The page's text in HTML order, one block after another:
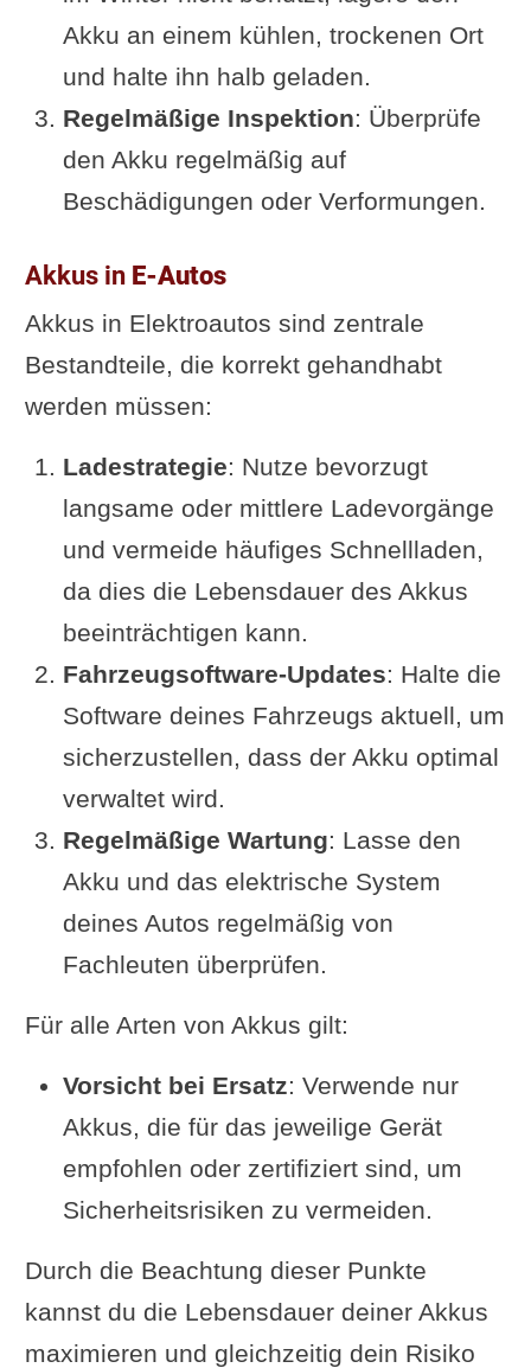
Akku an einem kühlen, trockenen Ort
und halte ihn halb geladen.
Regelmäßige Inspektion: Überprüfe
den Akku regelmäßig auf
Beschädigungen oder Verformungen.
Akkus in E-Autos
Akkus in Elektroautos sind zentrale
Bestandteile, die korrekt gehandhabt
werden müssen:
Ladestrategie: Nutze bevorzugt
langsame oder mittlere Ladevorgänge
und vermeide häufiges Schnellladen,
da dies die Lebensdauer des Akkus
beeinträchtigen kann.
Fahrzeugsoftware-Updates: Halte die
Software deines Fahrzeugs aktuell, um
sicherzustellen, dass der Akku optimal
verwaltet wird.
Regelmäßige Wartung: Lasse den
Akku und das elektrische System
deines Autos regelmäßig von
Fachleuten überprüfen.
Für alle Arten von Akkus gilt:
Vorsicht bei Ersatz: Verwende nur
Akkus, die für das jeweilige Gerät
empfohlen oder zertifiziert sind, um
Sicherheitsrisiken zu vermeiden.
Durch die Beachtung dieser Punkte
kannst du die Lebensdauer deiner Akkus
maximieren und gleichzeitig dein Risiko